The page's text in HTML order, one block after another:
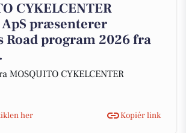
CYKELCENTER
ApS præsenterer
Road program 2026 fra
MOSQUITO CYKELCENTER
her Kopiér link